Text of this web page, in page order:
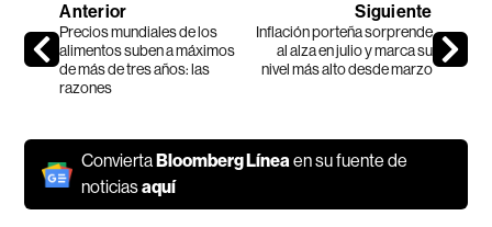
Anterior
Precios mundiales de los
alimentos suben a máximos
de más de tres años: las
razones
Siguiente
Inflación porteña sorprende
al alza en julio y marca su
nivel más alto desde marzo
Convierta Bloomberg Líneaen su fuente de
noticiasaquí